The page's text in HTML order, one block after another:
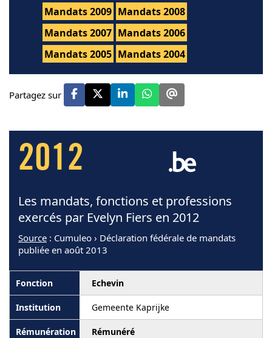
Mandats 2009 Mandats 2008
Mandats 2007 Mandats 2006
Mandats 2005 Mandats 2004
Partagez sur
2012
Les mandats, fonctions et professions
exercés par Evelyn Fiers en 2012
Source : Cumuleo › Déclaration fédérale de mandats
publiée en août 2013
Echevin
Gemeente Kaprijke
Rémunéré